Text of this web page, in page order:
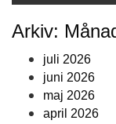
Arkiv:
juli 2026
juni 2026
maj 2026
april 2026